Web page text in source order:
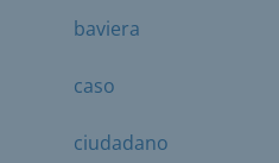
baviera
caso
ciudadano